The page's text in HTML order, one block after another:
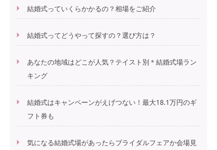
結婚式っていくらかかるの？相場をご紹介
結婚式ってどうやって探すの？選び方は？
あなたの地域はどこが人気？テイスト別＊結婚式場ラン
キング
結婚式はキャンペーンがえげつない！最大18.1万円のギ
フト券も
気になる結婚式場があったらブライダルフェアか会場見